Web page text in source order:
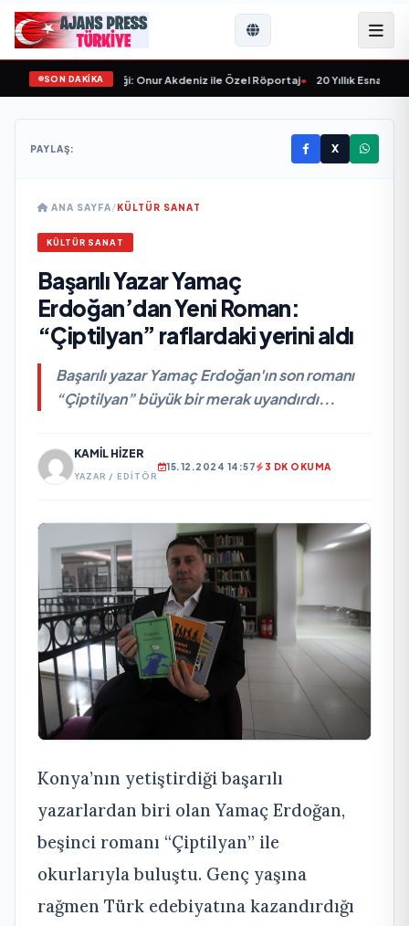
SON DAKİKA
Sektörün Geleceği: Onur Akdeniz ile Özel Röportaj• 20 Yıllık Esnaflık
PAYLAŞ: X
ANA SAYFA/KÜLTÜR SANAT
KÜLTÜR SANAT
Başarılı Yazar Yamaç
Erdoğan’dan Yeni Roman:
“Çiptilyan” raflardaki yerini aldı
Başarılı yazar Yamaç Erdoğan'ın son romanı
“Çiptilyan” büyük bir merak uyandırdı...
KAMIL HIZER
YAZAR / EDITÖR
15.12.2024 14:57 3 DK OKUMA
Konya’nın yetiştirdiği başarılı
yazarlardan biri olan Yamaç Erdoğan,
beşinci romanı “Çiptilyan” ile
okurlarıyla buluştu. Genç yaşına
rağmen Türk edebiyatına kazandırdığı